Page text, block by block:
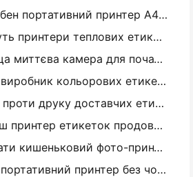
Чи потрібен портативний принтер A4 для складських рахунків? Що дійсно працює
Чи можуть принтери теплових етикеток робити водонепроникні етикетки для продуктів малого бізнесу?
Найкраща миттєва камера для початківців, які не хочуть витрачати папір
Кращий виробник кольорових етикеток для журналізації та скрепбукінгу: додайте більше кольору на кожну сторінку
Рукопис проти друку доставчих етикеток: поради для малого бізнесу в 2026 році
Чому ваш принтер етикеток продовжує заглушувати?
Як вибрати кишеньковий фото-принтер: повне посібник для журналістів, подорожей та користувачів iPhone
Кращий портативний принтер без чорнила для подорожей, школи та мобільної роботи: огляд Hanin MT620 Pro